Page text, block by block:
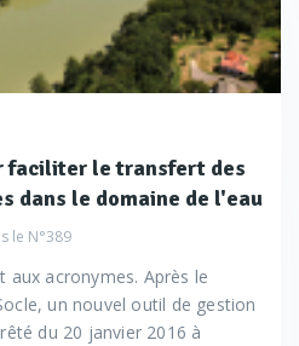
faciliter le transfert des
dans le domaine de l'eau
le N°389
aux acronymes. Après le
un nouvel outil de gestion
du 20 janvier 2016 à